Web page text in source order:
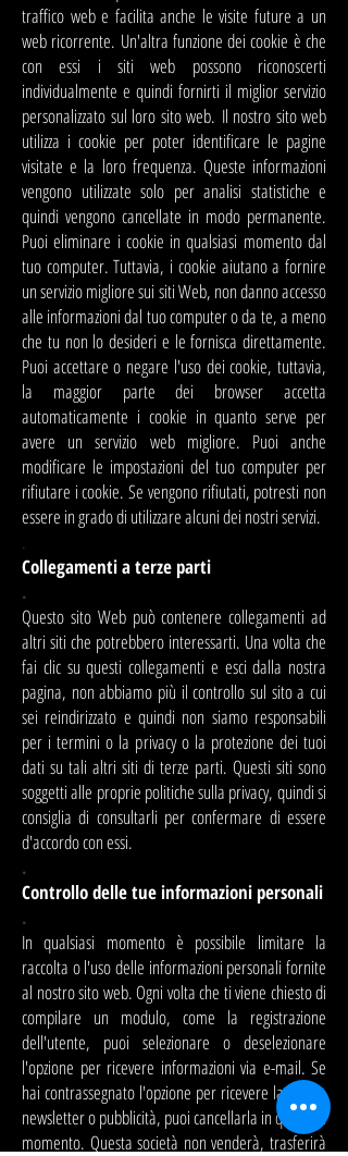
traffico web e facilita anche le visite future a un
web ricorrente. Un'altra funzione dei cookie è che
con essi i siti web possono riconoscerti
individualmente e quindi fornirti il ​​miglior servizio
personalizzato sul loro sito web. Il nostro sito web
utilizza i cookie per poter identificare le pagine
visitate e la loro frequenza. Queste informazioni
vengono utilizzate solo per analisi statistiche e
quindi vengono cancellate in modo permanente.
Puoi eliminare i cookie in qualsiasi momento dal
tuo computer. Tuttavia, i cookie aiutano a fornire
un servizio migliore sui siti Web, non danno accesso
alle informazioni dal tuo computer o da te, a meno
che tu non lo desideri e le fornisca direttamente.
Puoi accettare o negare l'uso dei cookie, tuttavia,
la maggior parte dei browser accetta
automaticamente i cookie in quanto serve per
avere un servizio web migliore. Puoi anche
modificare le impostazioni del tuo computer per
rifiutare i cookie. Se vengono rifiutati, potresti non
essere in grado di utilizzare alcuni dei nostri servizi.
.
Collegamenti a terze parti
.
Questo sito Web può contenere collegamenti ad
altri siti che potrebbero interessarti. Una volta che
fai clic su questi collegamenti e esci dalla nostra
pagina, non abbiamo più il controllo sul sito a cui
sei reindirizzato e quindi non siamo responsabili
per i termini o la privacy o la protezione dei tuoi
dati su tali altri siti di terze parti. Questi siti sono
soggetti alle proprie politiche sulla privacy, quindi si
consiglia di consultarli per confermare di essere
d'accordo con essi.
.
Controllo delle tue informazioni personali
.
In qualsiasi momento è possibile limitare la
raccolta o l'uso delle informazioni personali fornite
al nostro sito web. Ogni volta che ti viene chiesto di
compilare un modulo, come la registrazione
dell'utente, puoi selezionare o deselezionare
l'opzione per ricevere informazioni via e-mail. Se
hai contrassegnato l'opzione per ricevere la nostra
newsletter o pubblicità, puoi cancellarla in qualsiasi
momento. Questa società non venderà, trasferirà